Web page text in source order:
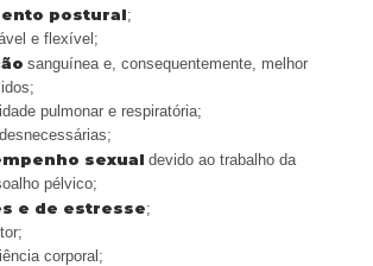
postural;
e flexível;
sanguínea e, consequentemente, melhor
pulmonar e respiratória;
sexual devido ao trabalho da
pélvico;
e de estresse;
corporal;